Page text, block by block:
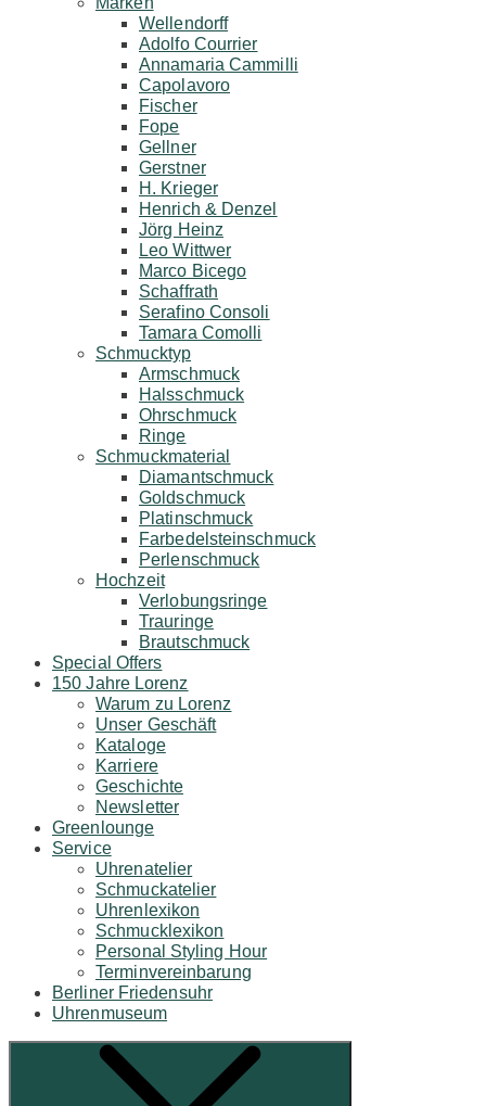
Wellendorff
Adolfo Courrier
Annamaria Cammilli
Capolavoro
Fischer
Fope
Gellner
Gerstner
H. Krieger
Henrich & Denzel
Jörg Heinz
Leo Wittwer
Marco Bicego
Schaffrath
Serafino Consoli
Tamara Comolli
Schmucktyp
Armschmuck
Halsschmuck
Ohrschmuck
Ringe
Schmuckmaterial
Diamantschmuck
Goldschmuck
Platinschmuck
Farbedelsteinschmuck
Perlenschmuck
Hochzeit
Verlobungsringe
Trauringe
Brautschmuck
Special Offers
150 Jahre Lorenz
Warum zu Lorenz
Unser Geschäft
Kataloge
Karriere
Geschichte
Newsletter
Greenlounge
Service
Uhrenatelier
Schmuckatelier
Uhrenlexikon
Schmucklexikon
Personal Styling Hour
Terminvereinbarung
Berliner Friedensuhr
Uhrenmuseum